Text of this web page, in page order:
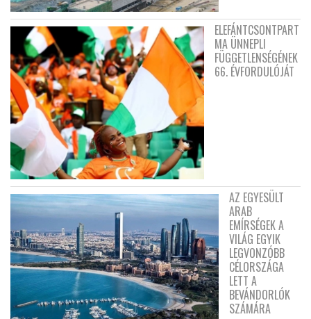
ELEFÁNTCSONTPART
MA ÜNNEPLI
FÜGGETLENSÉGÉNEK
66. ÉVFORDULÓJÁT
AZ EGYESÜLT
ARAB
EMÍRSÉGEK A
VILÁG EGYIK
LEGVONZÓBB
CÉLORSZÁGA
LETT A
BEVÁNDORLÓK
SZÁMÁRA